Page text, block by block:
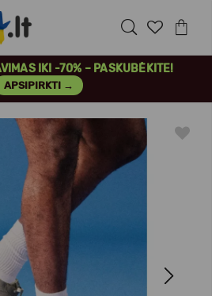
IKI -70% – PASKUBĖKITE!
APSIPIRKTI →
Next